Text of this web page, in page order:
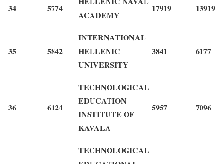
34 5774
ACADEMY
17919 13919
35 5842
INTERNATIONAL
HELLENIC
UNIVERSITY
3841 6177
36 6124
TECHNOLOGICAL
EDUCATION
INSTITUTE OF
KAVALA
5957 7096
TECHNOLOGICAL